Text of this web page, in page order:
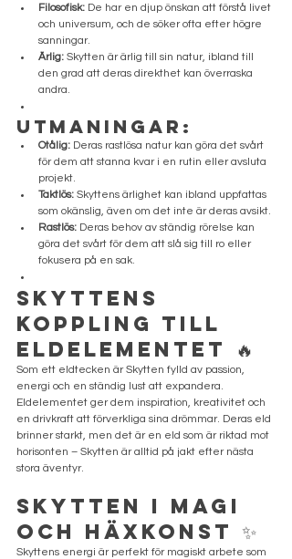
Filosofisk: De har en djup önskan att förstå livet
och universum, och de söker ofta efter högre
sanningar.
Ärlig: Skytten är ärlig till sin natur, ibland till
den grad att deras direkthet kan överraska
andra.
Utmaningar:
Otålig: Deras rastlösa natur kan göra det svårt
för dem att stanna kvar i en rutin eller avsluta
projekt.
Taktlös: Skyttens ärlighet kan ibland uppfattas
som okänslig, även om det inte är deras avsikt.
Rastlös: Deras behov av ständig rörelse kan
göra det svårt för dem att slå sig till ro eller
fokusera på en sak.
Skyttens
Koppling till
Eldelementet 🔥
Som ett eldtecken är Skytten fylld av passion,
energi och en ständig lust att expandera.
Eldelementet ger dem inspiration, kreativitet och
en drivkraft att förverkliga sina drömmar. Deras eld
brinner starkt, men det är en eld som är riktad mot
horisonten – Skytten är alltid på jakt efter nästa
stora äventyr.
Skytten i Magi
och Häxkonst ✨
Skyttens energi är perfekt för magiskt arbete som